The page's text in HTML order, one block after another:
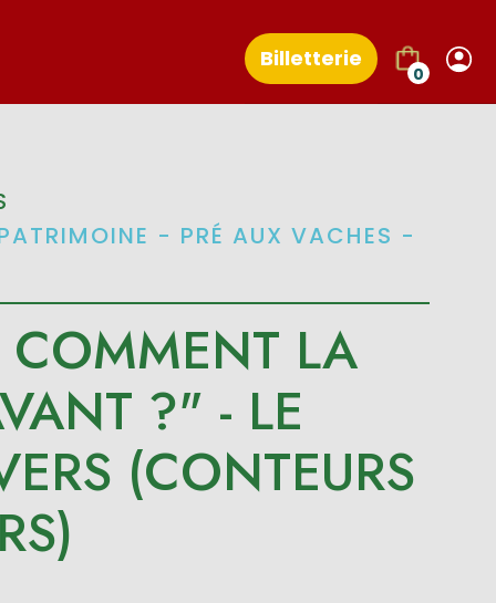
Billetterie
0
- PRÉ AUX VACHES -
LA
?" - LE
(CONTEURS